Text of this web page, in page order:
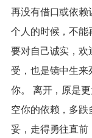
再没有借口或依赖
个人的时候，不能
要对自己诚实，欢
受，也是镜中生
你。 离开，原是
空你的依赖，多
妥，走得勇往直前